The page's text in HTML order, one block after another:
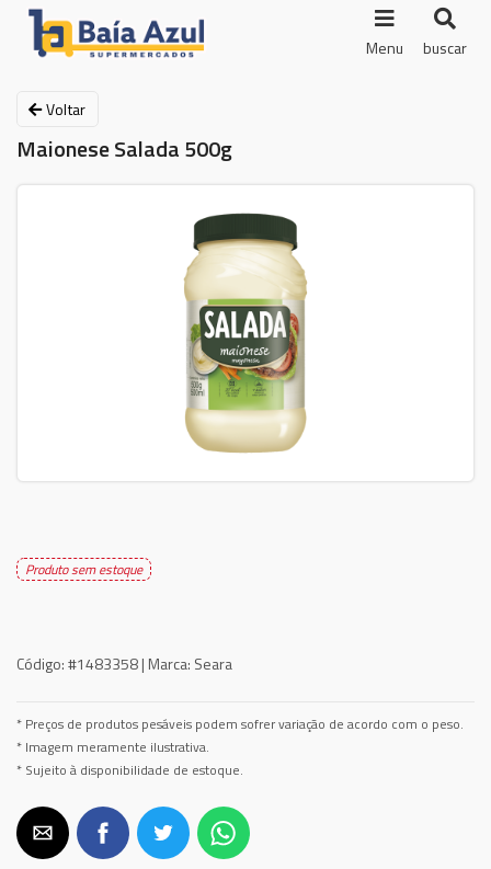
Menu buscar
Voltar
Maionese Salada 500g
Produto sem estoque
Código:#1483358 | Marca: Seara
* Preços de produtos pesáveis podem sofrer variação de acordo com o peso.
* Imagem meramente ilustrativa.
* Sujeito à disponibilidade de estoque.